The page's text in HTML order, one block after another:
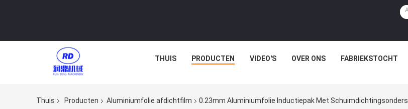
THUIS PRODUCTEN VIDEO'S OVER ONS FABRIEKSTOCHT
Thuis Producten Aluminiumfolie afdichtfilm 0.23mm Aluminiumfolie Inductiepak Met